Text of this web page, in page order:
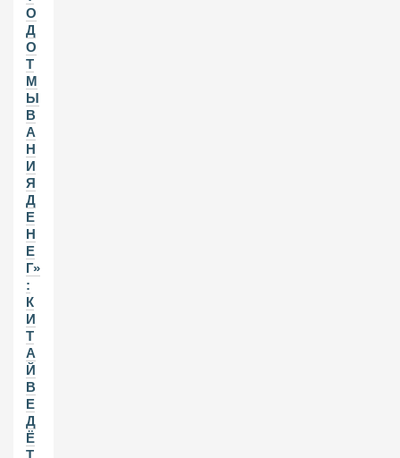
О
Д
О
Т
М
Ы
В
А
Н
И
Я
Д
Е
Н
Е
Г»
:
К
И
Т
А
Й
В
Е
Д
Ё